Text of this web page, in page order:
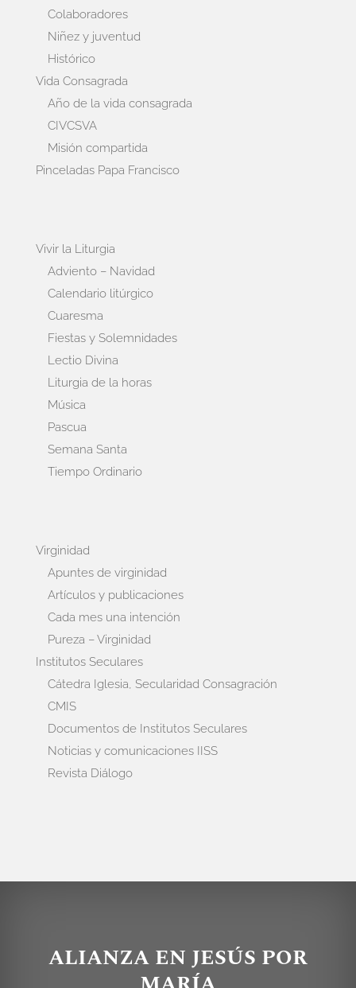
Colaboradores
Niñez y juventud
Histórico
Vida Consagrada
Año de la vida consagrada
CIVCSVA
Misión compartida
Pinceladas Papa Francisco
Vivir la Liturgia
Adviento – Navidad
Calendario litúrgico
Cuaresma
Fiestas y Solemnidades
Lectio Divina
Liturgia de la horas
Música
Pascua
Semana Santa
Tiempo Ordinario
Virginidad
Apuntes de virginidad
Artículos y publicaciones
Cada mes una intención
Pureza – Virginidad
Institutos Seculares
Cátedra Iglesia, Secularidad Consagración
CMIS
Documentos de Institutos Seculares
Noticias y comunicaciones IISS
Revista Diálogo
ALIANZA EN JESÚS POR